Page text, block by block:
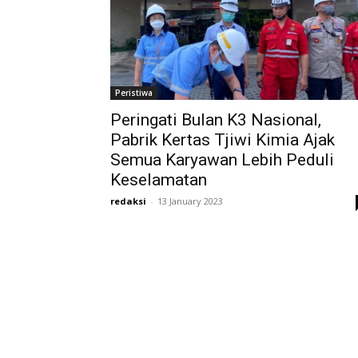
Peristiwa
Peringati Bulan K3 Nasional,
Pabrik Kertas Tjiwi Kimia Ajak
Semua Karyawan Lebih Peduli
Keselamatan
redaksi - 13 January 2023